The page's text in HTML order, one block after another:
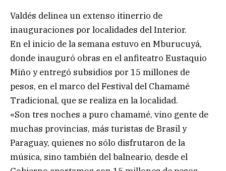
Valdés delinea un extenso itinerrio de
inauguraciones por localidades del Interior.
En el inicio de la semana estuvo en Mburucuyá,
donde inauguró obras en el anfiteatro Eustaquio
Miño y entregó subsidios por 15 millones de
pesos, en el marco del Festival del Chamamé
Tradicional, que se realiza en la localidad.
«Son tres noches a puro chamamé, vino gente de
muchas provincias, más turistas de Brasil y
Paraguay, quienes no sólo disfrutaron de la
música, sino también del balneario, desde el